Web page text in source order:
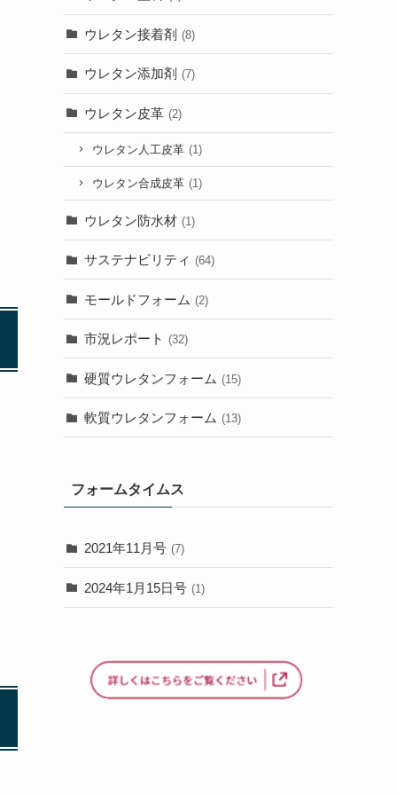
ウレタン接着剤 (8)
ウレタン添加剤 (7)
ウレタン皮革 (2)
ウレタン人工皮革 (1)
ウレタン合成皮革 (1)
ウレタン防水材 (1)
サステナビリティ (64)
モールドフォーム (2)
市況レポート (32)
硬質ウレタンフォーム (15)
軟質ウレタンフォーム (13)
フォームタイムス
2021年11月号 (7)
2024年1月15日号 (1)